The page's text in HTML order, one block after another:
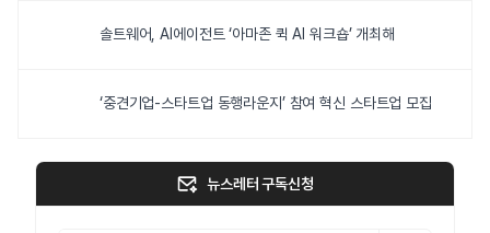
솔트웨어, AI에이전트 ‘아마존 퀵 AI 워크숍’ 개최해
‘중견기업-스타트업 동행라운지’ 참여 혁신 스타트업 모집
뉴스레터 구독신청